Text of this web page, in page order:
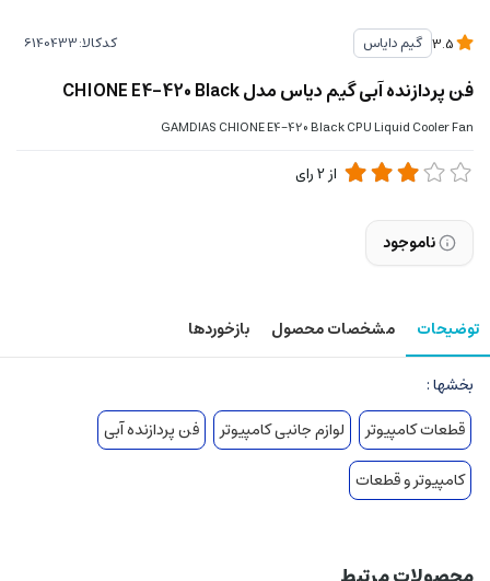
گیم دایاس کدکالا:
فن پردازنده آبی گیم دیاس مدل CHIONE E4-420 Black
GAMDIAS CHIONE E4-420 Black CPU Liquid Cooler Fan
از2رای
ناموجود
توضیحات مشخصات محصول بازخوردها
بخشها :
قطعات کامپیوتر
لوازم جانبی کامپیوتر
فن پردازنده آبی
کامپیوتر و قطعات